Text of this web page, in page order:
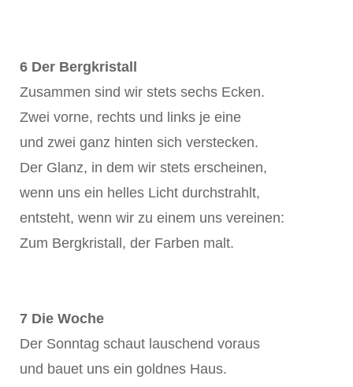
6 Der Bergkristall
Zusammen sind wir stets sechs Ecken.
Zwei vorne, rechts und links je eine
und zwei ganz hinten sich verstecken.
Der Glanz, in dem wir stets erscheinen,
wenn uns ein helles Licht durchstrahlt,
entsteht, wenn wir zu einem uns vereinen:
Zum Bergkristall, der Farben malt.
7 Die Woche
Der Sonntag schaut lauschend voraus
und bauet uns ein goldnes Haus.